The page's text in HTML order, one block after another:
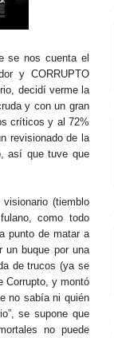
se nos cuenta el
y CORRUPTO
decidí verme la
y con un gran
críticos y al 72%
revisionado de la
así que tuve que
(tiemblo
como todo
punto de matar a
un buque por una
de trucos (ya se
Corrupto, y montó
no sabía ni quién
se supone que
no puede